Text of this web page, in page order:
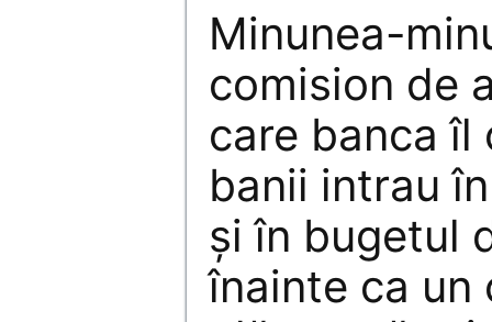
Minunea-
comision de
care banca îl
banii intrau
şi în bugetul
înainte ca un